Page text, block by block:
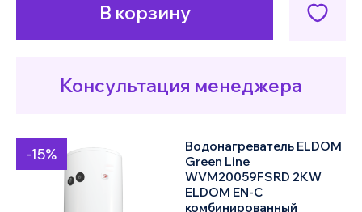
В корзину
Консультация менеджера
-15%
Водонагреватель ELDOM
Green Line
WVM20059FSRD 2KW
ELDOM EN-C
комбинированный